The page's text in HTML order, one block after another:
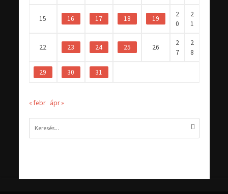
15 16 17 18 19
2
0
2
1
22 23 24 25 26
2
7
2
8
29 30 31
« febr ápr »